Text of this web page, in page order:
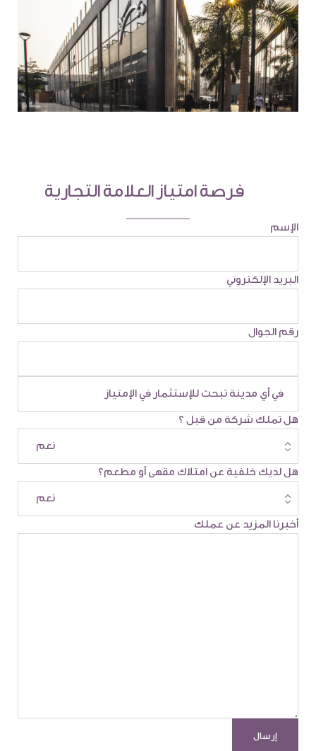
فرصة امتياز العلامة التجارية
الإسم
البريد الإلكتروني
رقم الجوال
هل تملك شركة من قبل ؟
هل لديك خلفية عن امتلاك مقهى أو مطعم؟
أخبرنا المزيد عن عملك